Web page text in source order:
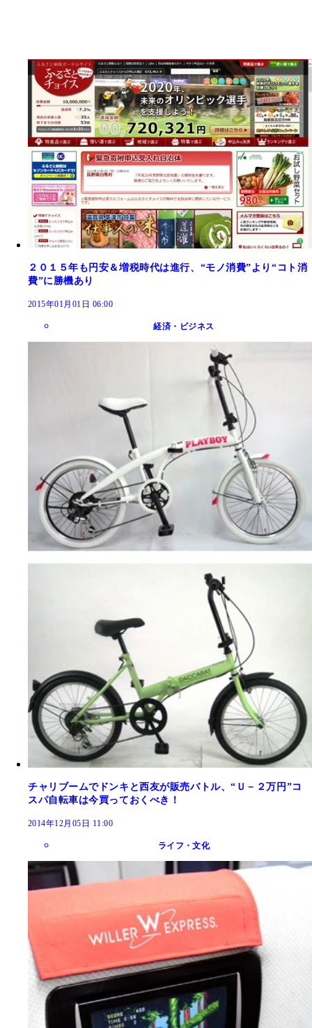
２０１５年も円安＆増税時代は進行、“モノ消費”より“コト消
費”に勝機あり
2015年01月01日 06:00
経済・ビジネス
チャリブームでドンキと西友が販売バトル、“Ｕ－２万円”コ
スパ自転車は今買っておくべき！
2014年12月05日 11:00
ライフ・文化